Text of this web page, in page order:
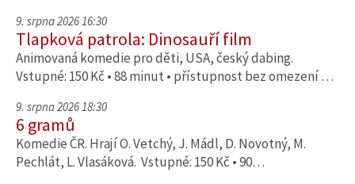
9. srpna 2026 16:30
Tlapková patrola: Dinosauří film
Animovaná komedie pro děti, USA, český dabing.
Vstupné: 150 Kč • 88 minut • přístupnost bez omezení …
9. srpna 2026 18:30
6 gramů
Komedie ČR. Hrají O. Vetchý, J. Mádl, D. Novotný, M.
Pechlát, L. Vlasáková. Vstupné: 150 Kč • 90…